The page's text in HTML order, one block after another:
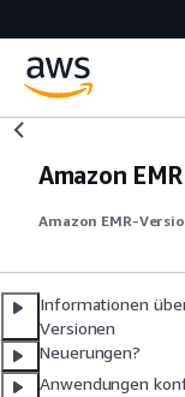
Amazon EMR
Amazon EMR-
Informationen
Versionen
Neuerungen?
Anwendungen